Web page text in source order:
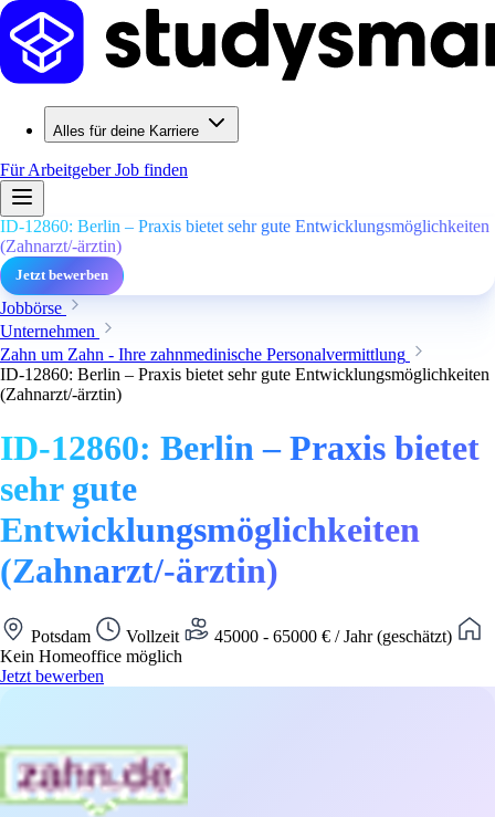
Alles für deine Karriere
Für ArbeitgeberJob finden
ID-12860: Berlin – Praxis bietet sehr gute Entwicklungsmöglichkeiten
(Zahnarzt/-ärztin)
Jetzt bewerben
Jobbörse
Unternehmen
Zahn um Zahn - Ihre zahnmedinische Personalvermittlung
ID-12860: Berlin – Praxis bietet sehr gute Entwicklungsmöglichkeiten
(Zahnarzt/-ärztin)
ID-12860: Berlin – Praxis bietet
sehr gute
Entwicklungsmöglichkeiten
(Zahnarzt/-ärztin)
Potsdam Vollzeit
45000 - 65000 € / Jahr (geschätzt)
Kein Homeoffice möglich
Jetzt bewerben